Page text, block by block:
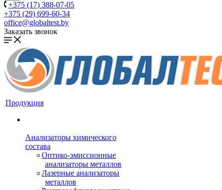
+375 (17) 388-07-05
+375 (29) 699-60-34
office@globaltest.by
Заказать звонок
Продукция
Анализаторы химического
состава
Оптико-эмиссионные
анализаторы металлов
Лазерные анализаторы
металлов